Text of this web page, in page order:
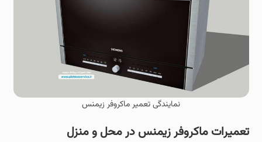
نمایندگی تعمیر ماکروفر زیمنس
تعمیرات ماکروفر زیمنس در محل و منزل